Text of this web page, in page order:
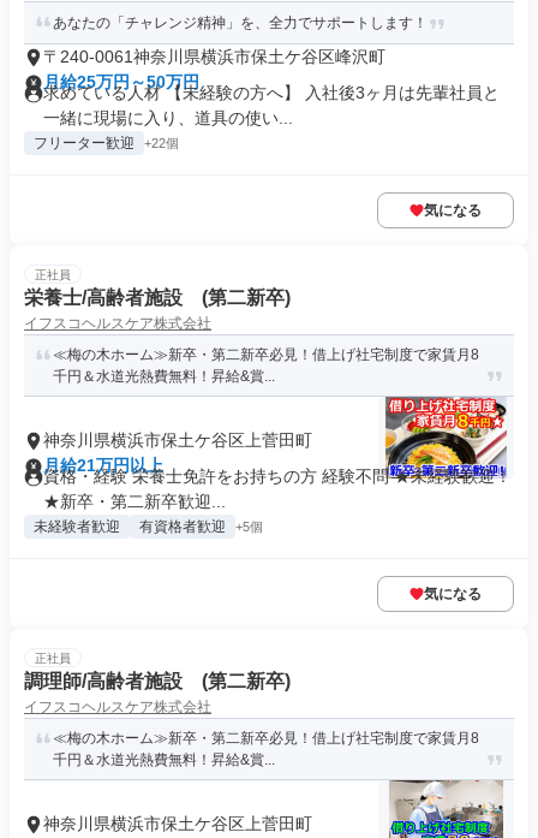
あなたの「チャレンジ精神」を、全力でサポートします！
〒240-0061神奈川県横浜市保土ケ谷区峰沢町
月給25万円～50万円
求めている人材 【未経験の方へ】 入社後3ヶ月は先輩社員と
一緒に現場に入り、道具の使い...
フリーター歓迎 +22個
気になる
正社員
栄養士/高齢者施設 (第二新卒)
イフスコヘルスケア株式会社
≪梅の木ホーム≫新卒・第二新卒必見！借上げ社宅制度で家賃月8
千円＆水道光熱費無料！昇給&賞...
神奈川県横浜市保土ケ谷区上菅田町
月給21万円以上
資格・経験 栄養士免許をお持ちの方 経験不問 ★未経験歓迎！
★新卒・第二新卒歓迎...
未経験者歓迎 有資格者歓迎 +5個
気になる
正社員
調理師/高齢者施設 (第二新卒)
イフスコヘルスケア株式会社
≪梅の木ホーム≫新卒・第二新卒必見！借上げ社宅制度で家賃月8
千円＆水道光熱費無料！昇給&賞...
神奈川県横浜市保土ケ谷区上菅田町